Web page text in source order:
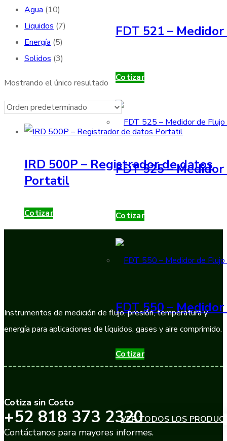
FDT 521 –
Cotizar
FDT 525 –
Cotizar
FDT 550 –
Cotizar
VER TODOS LOS
Agua (10)
Liquidos (7)
Energía (5)
Solidos (3)
Mostrando el único resultado
IRD 500P – Registrador de datos
Portatil
Cotizar
Instrumentos de medición de flujo, presión, temperatura y
energía para aplicaciones de líquidos, gases y aire comprimido.
Cotiza sin Costo
+52 818 373 2320
Contáctanos para mayores informes.